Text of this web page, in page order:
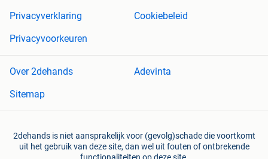
Privacyverklaring
Cookiebeleid
Privacyvoorkeuren
Over 2dehands
Adevinta
Sitemap
2dehands is niet aansprakelijk voor (gevolg)schade die voortkomt
uit het gebruik van deze site, dan wel uit fouten of ontbrekende